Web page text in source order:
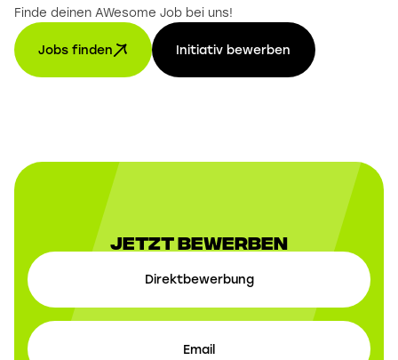
Finde deinen AWesome Job bei uns!
Jobs finden Initiativ bewerben
Jetzt Bewerben
Direktbewerbung
Email